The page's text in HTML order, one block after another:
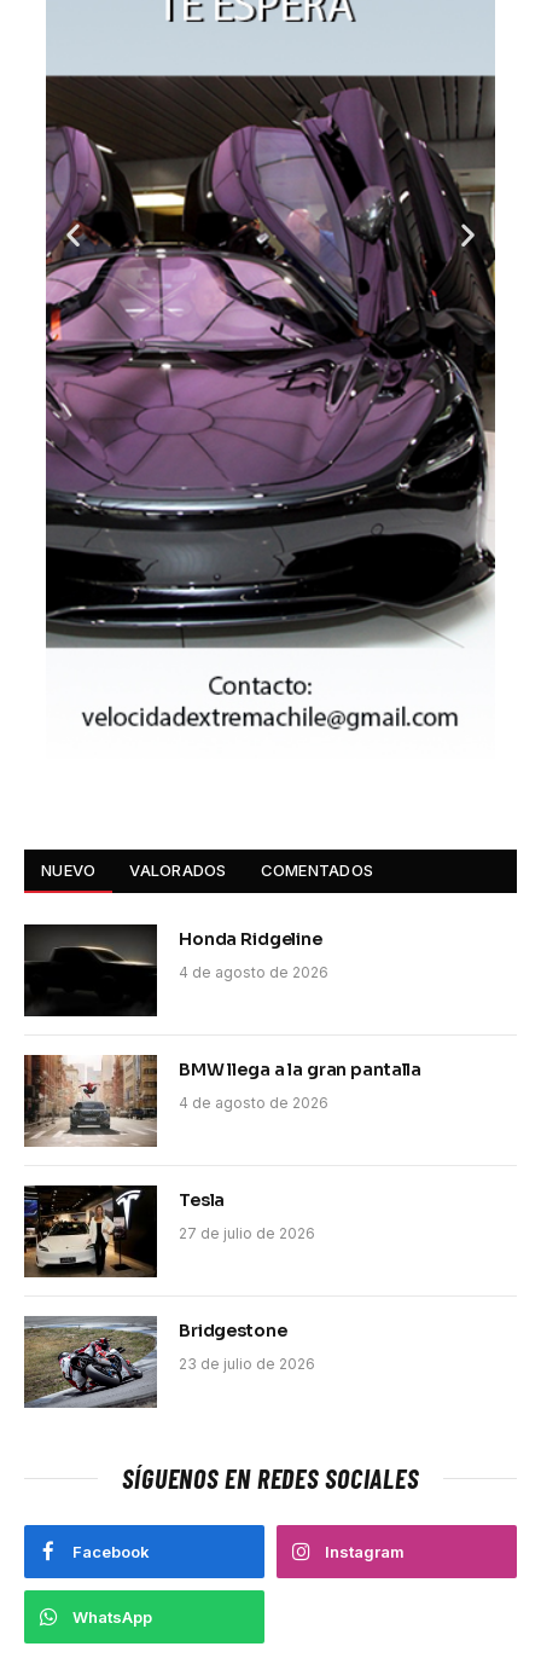
NUEVO VALORADOS COMENTADOS
Honda Ridgeline
4 de agosto de 2026
BMW llega a la gran pantalla
4 de agosto de 2026
Tesla
27 de julio de 2026
Bridgestone
23 de julio de 2026
SÍGUENOS EN REDES SOCIALES
Facebook Instagram
WhatsApp